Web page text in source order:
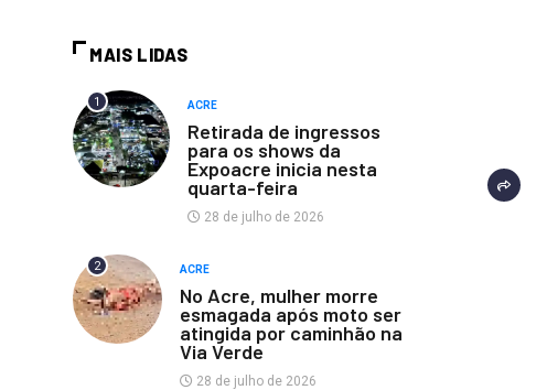
MAIS LIDAS
1 ACRE
Retirada de ingressos
para os shows da
Expoacre inicia nesta
quarta-feira
28 de julho de 2026
2 ACRE
No Acre, mulher morre
esmagada após moto ser
atingida por caminhão na
Via Verde
28 de julho de 2026